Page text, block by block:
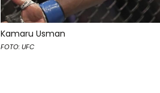
Kamaru Usman
FOTO: UFC